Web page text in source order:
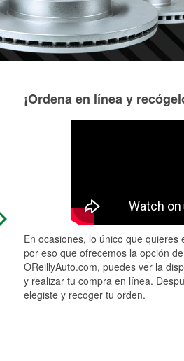
Very friendly and helpful staff
¡Ordena en línea y
En ocasiones, lo único que
por eso que ofrecemos la opción
OReillyAuto.com, puedes ver la
y realizar tu compra en línea.
elegiste y recoger tu orden.